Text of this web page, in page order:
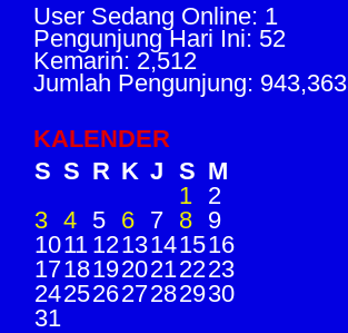
User Sedang Online: 1
Pengunjung Hari Ini: 52
Kemarin: 2,512
Jumlah Pengunjung: 943,363
KALENDER
S S R K J S M
1 2
3 4 5 6 7 8 9
1011 1213141516
17181920212223
24252627282930
31